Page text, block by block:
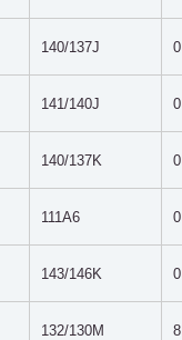
140/137J
141/140J
140/137K
111A6
143/146K
132/130M